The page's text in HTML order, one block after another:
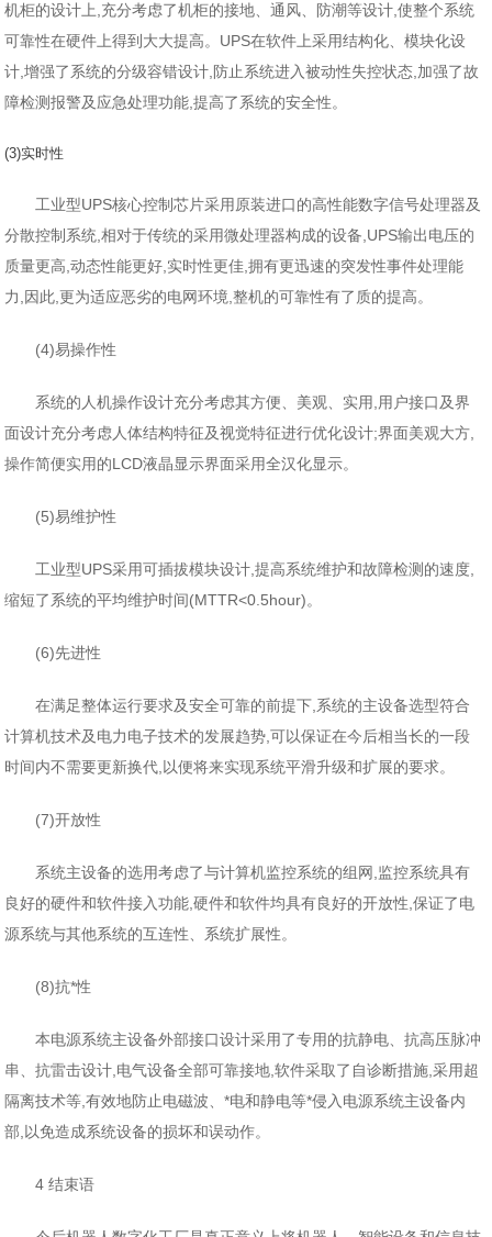
机柜的设计上,充分考虑了机柜的接地、通风、防潮等设计,使整个系统
可靠性在硬件上得到大大提高。UPS在软件上采用结构化、模块化设
计,增强了系统的分级容错设计,防止系统进入被动性失控状态,加强了故
障检测报警及应急处理功能,提高了系统的安全性。
(3)实时性
工业型UPS核心控制芯片采用原装进口的高性能数字信号处理器及
分散控制系统,相对于传统的采用微处理器构成的设备,UPS输出电压的
质量更高,动态性能更好,实时性更佳,拥有更迅速的突发性事件处理能
力,因此,更为适应恶劣的电网环境,整机的可靠性有了质的提高。
(4)易操作性
系统的人机操作设计充分考虑其方便、美观、实用,用户接口及界
面设计充分考虑人体结构特征及视觉特征进行优化设计;界面美观大方,
操作简便实用的LCD液晶显示界面采用全汉化显示。
(5)易维护性
工业型UPS采用可插拔模块设计,提高系统维护和故障检测的速度,
缩短了系统的平均维护时间(MTTR<0.5hour)。
(6)先进性
在满足整体运行要求及安全可靠的前提下,系统的主设备选型符合
计算机技术及电力电子技术的发展趋势,可以保证在今后相当长的一段
时间内不需要更新换代,以便将来实现系统平滑升级和扩展的要求。
(7)开放性
系统主设备的选用考虑了与计算机监控系统的组网,监控系统具有
良好的硬件和软件接入功能,硬件和软件均具有良好的开放性,保证了电
源系统与其他系统的互连性、系统扩展性。
(8)抗*性
本电源系统主设备外部接口设计采用了专用的抗静电、抗高压脉冲
串、抗雷击设计,电气设备全部可靠接地,软件采取了自诊断措施,采用超
隔离技术等,有效地防止电磁波、*电和静电等*侵入电源系统主设备内
部,以免造成系统设备的损坏和误动作。
4 结束语